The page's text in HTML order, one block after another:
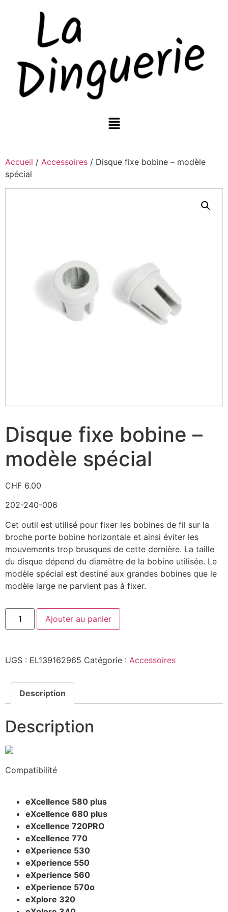
Accueil / Accessoires / Disque fixe bobine – modèle
spécial
Disque fixe bobine –
modèle spécial
CHF 6.00
202-240-006
Cet outil est utilisé pour fixer les bobines de fil sur la
broche porte bobine horizontale et ainsi éviter les
mouvements trop brusques de cette dernière. La taille
du disque dépend du diamètre de la bobine utilisée. Le
modèle spécial est destiné aux grandes bobines que le
modèle large ne parvient pas à fixer.
Ajouter au panier
UGS : EL139162965 Catégorie : Accessoires
Description
Description
Compatibilité
eXcellence 580 plus
eXcellence 680 plus
eXcellence 720PRO
eXcellence 770
eXperience 530
eXperience 550
eXperience 560
eXperience 570α
eXplore 320